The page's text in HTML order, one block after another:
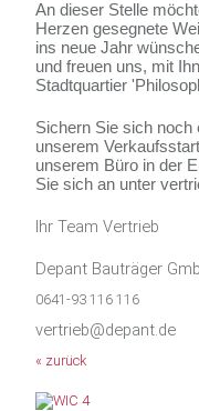
An dieser Stelle
Herzen gesegnete
ins neue Jahr
und freuen uns, mit
Stadtquartier
Sichern Sie sich noch
unserem
unserem Büro in der
Sie sich an unter
Ihr Team Vertrieb
Depant Bauträger
0641-93 116 116
vertrieb@depant.de
« zurück